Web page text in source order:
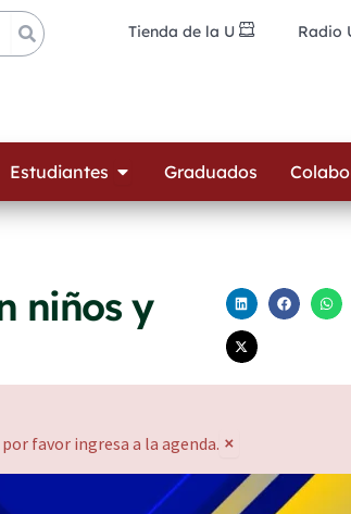
Tienda de la U Radio
Oferta Académica
Estudiantes Open Estudiantes
Graduados
niños y
favor ingresa a la agenda. ×